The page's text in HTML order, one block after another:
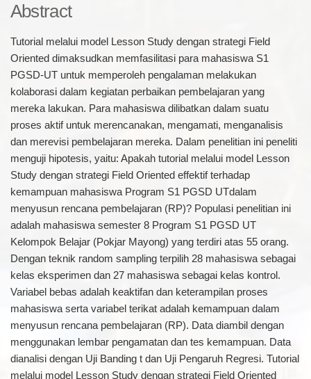
Abstract
Tutorial melalui model Lesson Study dengan strategi Field
Oriented dimaksudkan memfasilitasi para mahasiswa S1
PGSD-UT untuk memperoleh pengalaman melakukan
kolaborasi dalam kegiatan perbaikan pembelajaran yang
mereka lakukan. Para mahasiswa dilibatkan dalam suatu
proses aktif untuk merencanakan, mengamati, menganalisis
dan merevisi pembelajaran mereka. Dalam penelitian ini peneliti
menguji hipotesis, yaitu: Apakah tutorial melalui model Lesson
Study dengan strategi Field Oriented effektif terhadap
kemampuan mahasiswa Program S1 PGSD UTdalam
menyusun rencana pembelajaran (RP)? Populasi penelitian ini
adalah mahasiswa semester 8 Program S1 PGSD UT
Kelompok Belajar (Pokjar Mayong) yang terdiri atas 55 orang.
Dengan teknik random sampling terpilih 28 mahasiswa sebagai
kelas eksperimen dan 27 mahasiswa sebagai kelas kontrol.
Variabel bebas adalah keaktifan dan keterampilan proses
mahasiswa serta variabel terikat adalah kemampuan dalam
menyusun rencana pembelajaran (RP). Data diambil dengan
menggunakan lembar pengamatan dan tes kemampuan. Data
dianalisi dengan Uji Banding t dan Uji Pengaruh Regresi. Tutorial
melalui model Lesson Study dengan strategi Field Oriented